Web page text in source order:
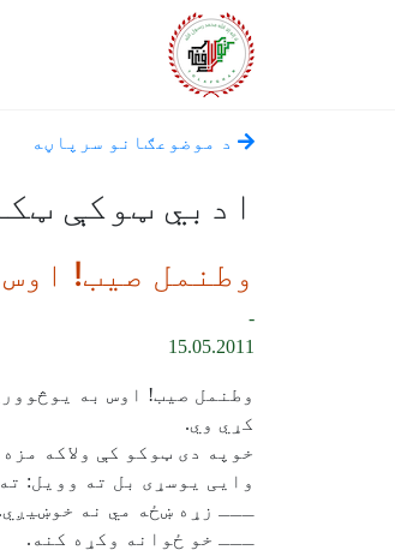
د موضوعګانو سرپاڼه
ادبي ټوکې
وطنمل صیب!
-
15.05.2011
وطنمل صیب! اوس به
کړي وي.
خوپه دی ټوکو کې ولاکه مزه
وایی یوسړی بل ته وویل:
ـــ زړه ښځه مي نه خوښیږي.
ـــ خو ځوانه وکړه کنه.